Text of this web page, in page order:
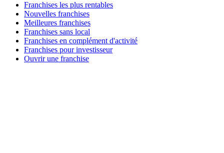
Franchises les plus rentables
Nouvelles franchises
Meilleures franchises
Franchises sans local
Franchises en complément d'activité
Franchises pour investisseur
Ouvrir une franchise